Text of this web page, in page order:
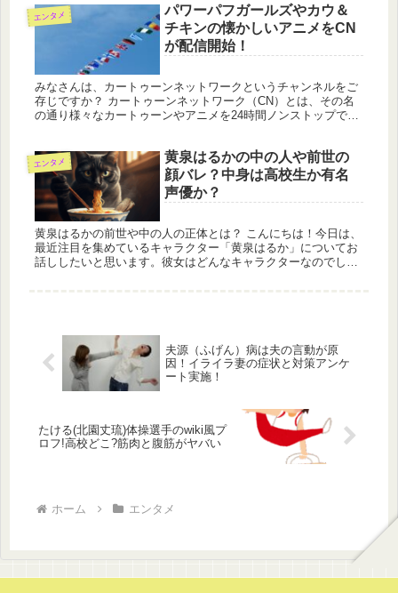
エンタメ
パワーパフガールズやカウ＆
チキンの懐かしいアニメをCN
が配信開始！
みなさんは、カートゥーンネットワークというチャンネルをご
存じですか？ カートゥーンネットワーク（CN）とは、その名
の通り様々なカートゥーンやアニメを24時間ノンストップで放
エンタメ
黄泉はるかの中の人や前世の
顔バレ？中身は高校生か有名
声優か？
黄泉はるかの前世や中の人の正体とは？ こんにちは！今日は、
最近注目を集めているキャラクター「黄泉はるか」についてお
話ししたいと思います。彼女はどんなキャラクターなのでしょ
夫源（ふげん）病は夫の言動が原
因！イライラ妻の症状と対策アンケ
ート実施！
たける(北園丈琉)体操選手のwiki風プ
ロフ!高校どこ?筋肉と腹筋がヤバい
ホーム エンタメ